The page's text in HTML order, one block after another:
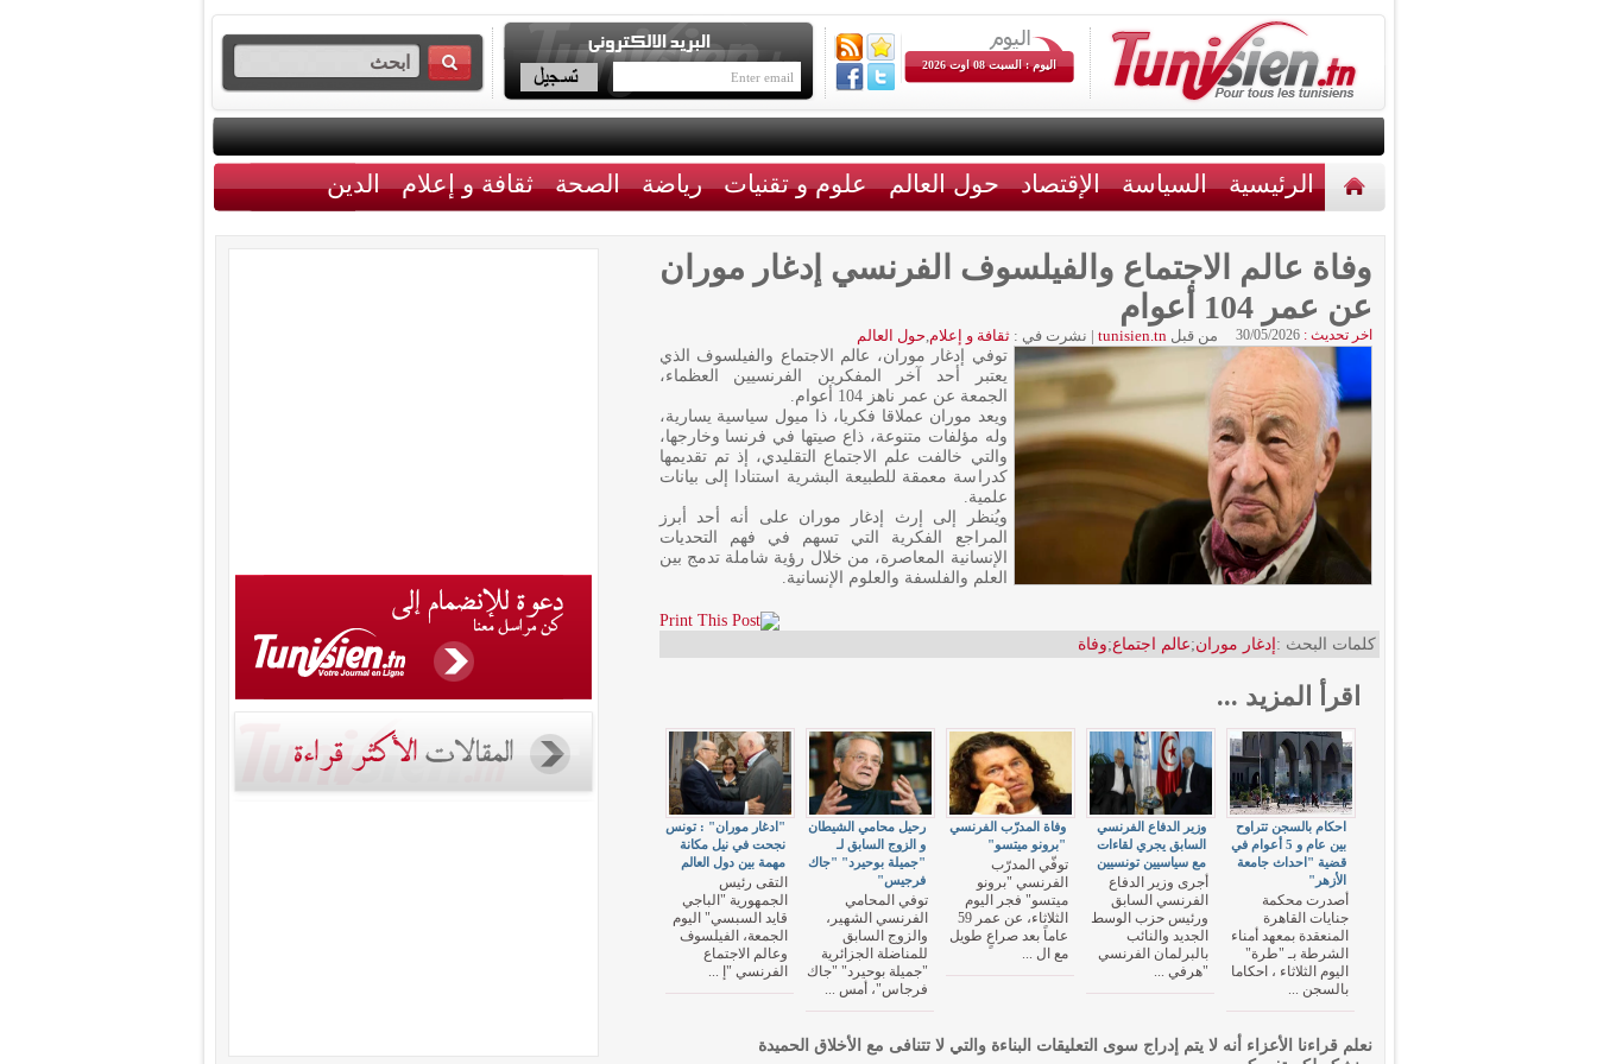
اليوم : السبت 08 اوت 2026
الرئيسية السياسة الإقتصاد حول العالم علوم و تقنيات رياضة الصحة ثقافة و إعلام الدين
وفاة عالم الاجتماع والفيلسوف الفرنسي إدغار موران
عن عمر 104 أعوام
اخر تحديث : 30/05/2026 من قبلtunisien.tn
| نشرت في :ثقافة و إعلام,حول العالم
توفي إدغار موران، عالم الاجتماع والفيلسوف الذي
يعتبر أحد آخر المفكرين الفرنسيين العظماء،
الجمعة عن عمر ناهز 104 أعوام.
ويعد موران عملاقا فكريا، ذا ميول سياسية يسارية،
وله مؤلفات متنوعة، ذاع صيتها في فرنسا وخارجها،
والتي خالفت علم الاجتماع التقليدي، إذ تم تقديمها
كدراسة معمقة للطبيعة البشرية استنادا إلى بيانات
علمية.
ويُنظر إلى إرث إدغار موران على أنه أحد أبرز
المراجع الفكرية التي تسهم في فهم التحديات
الإنسانية المعاصرة، من خلال رؤية شاملة تدمج بين
العلم والفلسفة والعلوم الإنسانية.
كلمات البحث : إدغار موران;عالم اجتماع;وفاة
اقرأ المزيد ...
"ادغار موران" : تونس
نجحت في نيل مكانة
مهمة بين دول العالم
التقى رئيس
الجمهورية "الباجي
قايد السبسي" اليوم
الجمعة، الفيلسوف
وعالم الاجتماع
الفرنسي "إ ...
رحيل محامي الشيطان
و الزوج السابق لـ
"جميلة بوحيرد" "جاك
فرجيس"
توفي المحامي
الفرنسي الشهير،
والزوج السابق
للمناضلة الجزائرية
"جميلة بوحيرد" "جاك
فرجاس"، أمس ...
وفاة المدرّب الفرنسي
"برونو ميتسو"
توفّي المدرّب
الفرنسي "برونو
ميتسو" فجر اليوم
الثلاثاء، عن عمر 59
عاماً بعد صراعٍ طويل
مع ال ...
وزير الدفاع الفرنسي
السابق يجري لقاءات
مع سياسيين تونسيين
أجرى وزير الدفاع
الفرنسي السابق
ورئيس حزب الوسط
الجديد والنائب
بالبرلمان الفرنسي
"هرفي ...
احكام بالسجن تتراوح
بين عام و 5 أعوام في
قضية "احداث جامعة
الأزهر"
أصدرت محكمة
جنايات القاهرة
المنعقدة بمعهد أمناء
الشرطة بـ "طرة"
اليوم الثلاثاء ، احكاما
بالسجن ...
نعلم قراءنا الأعزاء أنه لا يتم إدراج سوى التعليقات البناءة والتي لا تتنافى مع الأخلاق الحميدة